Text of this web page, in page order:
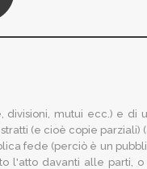
mutui ecc.) e di
(e cioè copie parziali)
fede (perciò è un
l'atto davanti alle parti,